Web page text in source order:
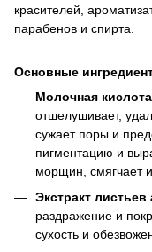
красителей,
парабенов и спирта.
Основные
Молочная
отшелушивает,
сужает поры и
пигментацию и
морщин, смягчает
Экстракт листьев
раздражение и
сухость и